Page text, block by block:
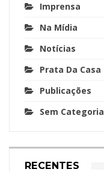
Imprensa
Na Mídia
Notícias
Prata Da Casa
Publicações
Sem Categoria
RECENTES